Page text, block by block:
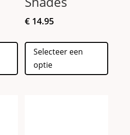
Dit
product
heeft
meerdere
€ 14.95
Selecteer een
optie